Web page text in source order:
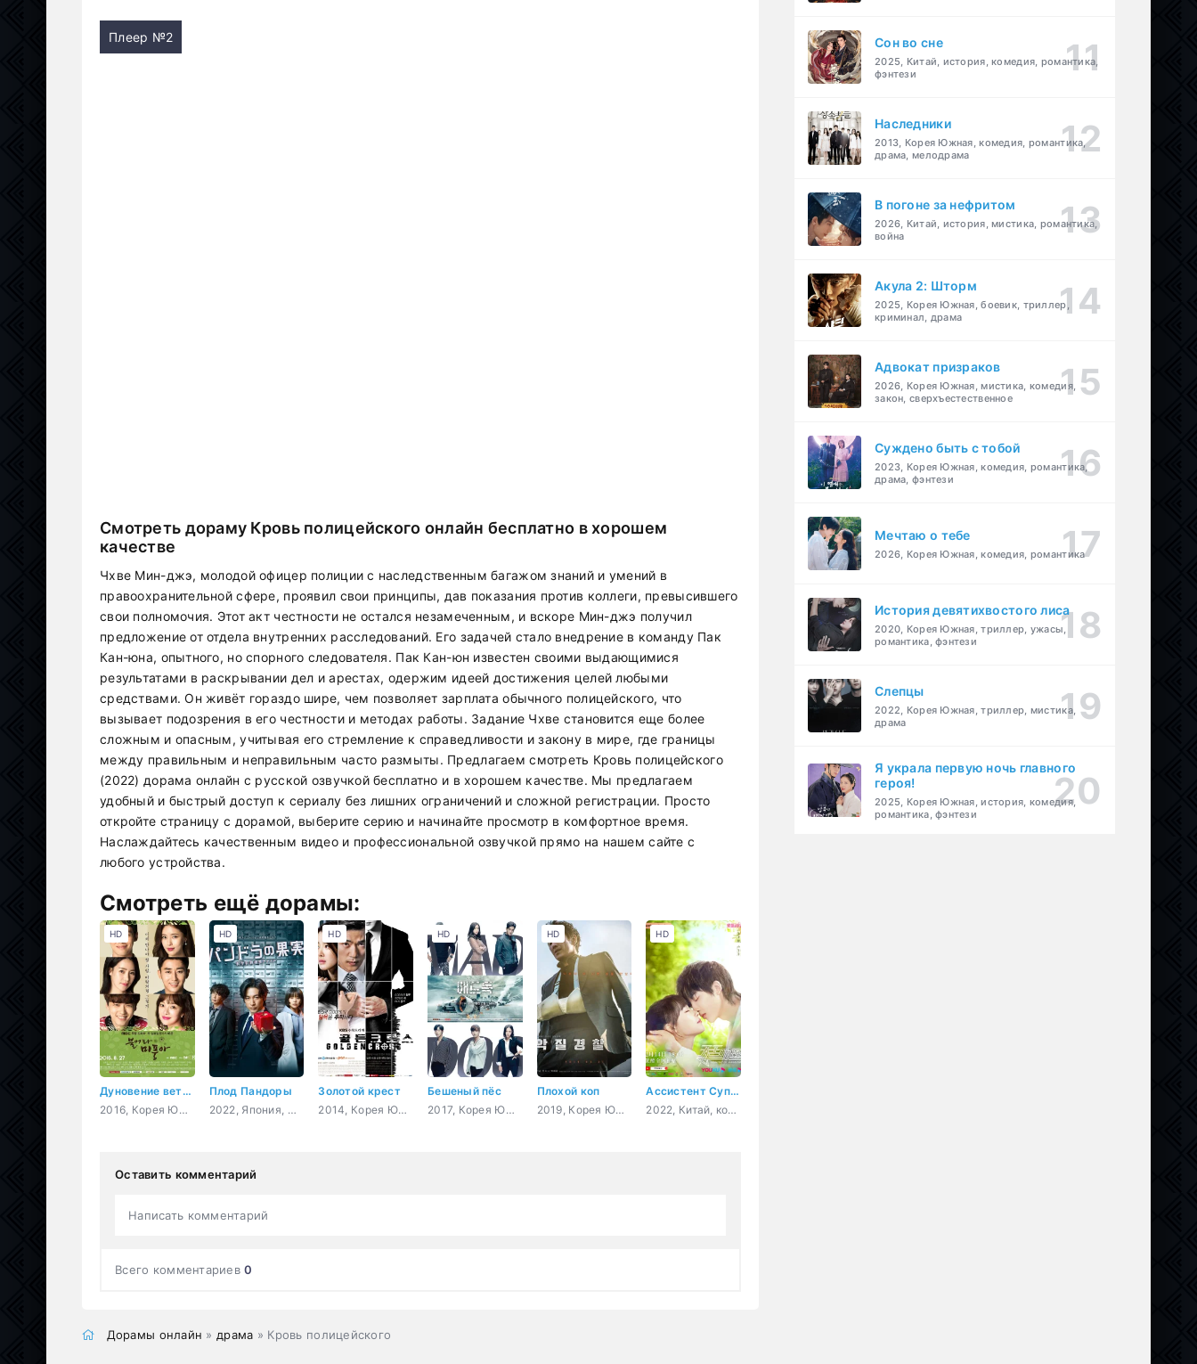
Плеер №2
Смотреть дораму Кровь полицейского онлайн бесплатно в хорошем
качестве
Чхве Мин-джэ, молодой офицер полиции с наследственным багажом знаний и умений в
правоохранительной сфере, проявил свои принципы, дав показания против коллеги, превысившего
свои полномочия. Этот акт честности не остался незамеченным, и вскоре Мин-джэ получил
предложение от отдела внутренних расследований. Его задачей стало внедрение в команду Пак
Кан-юна, опытного, но спорного следователя. Пак Кан-юн известен своими выдающимися
результатами в раскрывании дел и арестах, одержим идеей достижения целей любыми
средствами. Он живёт гораздо шире, чем позволяет зарплата обычного полицейского, что
вызывает подозрения в его честности и методах работы. Задание Чхве становится еще более
сложным и опасным, учитывая его стремление к справедливости и закону в мире, где границы
между правильным и неправильным часто размыты. Предлагаем смотреть Кровь полицейского
(2022) дорама онлайн с русской озвучкой бесплатно и в хорошем качестве. Мы предлагаем
удобный и быстрый доступ к сериалу без лишних ограничений и сложной регистрации. Просто
откройте страницу с дорамой, выберите серию и начинайте просмотр в комфортное время.
Наслаждайтесь качественным видео и профессиональной озвучкой прямо на нашем сайте с
любого устройства.
Смотреть ещё дорамы:
Дуновение ветра
2016, Корея Южная, закон, романтика, драма, мелодрама
HD
Плод Пандоры
2022, Япония, мистика, ужасы, драма, sci-fi
HD
Золотой крест
2014, Корея Южная, триллер, романтика, драма, мелодрама
HD
Бешеный пёс
2017, Корея Южная, боевик, триллер, мистика
HD
Плохой коп
2019, Корея Южная, боевик, триллер, криминал, драма
HD
Ассистент Суперзвезды
2022, Китай, комедия, романтика, драма
HD
Оставить комментарий
Написать комментарий
Всего комментариев0
Дорамы онлайн » драма » Кровь полицейского
Cон во сне
2025, Китай, история, комедия, романтика,
фэнтези
Наследники
2013, Корея Южная, комедия, романтика,
драма, мелодрама
В погоне за нефритом
2026, Китай, история, мистика, романтика,
война
Акула 2: Шторм
2025, Корея Южная, боевик, триллер,
криминал, драма
Адвокат призраков
2026, Корея Южная, мистика, комедия,
закон, сверхъестественное
Суждено быть с тобой
2023, Корея Южная, комедия, романтика,
драма, фэнтези
Мечтаю о тебе
2026, Корея Южная, комедия, романтика
История девятихвостого лиса
2020, Корея Южная, триллер, ужасы,
романтика, фэнтези
Слепцы
2022, Корея Южная, триллер, мистика,
драма
Я украла первую ночь главного
героя!
2025, Корея Южная, история, комедия,
романтика, фэнтези